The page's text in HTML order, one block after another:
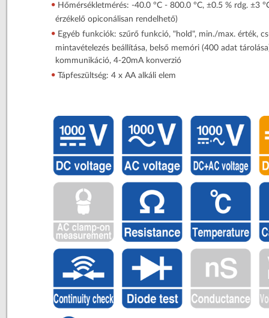
Hőmérsékletmérés: -40.0 °C - 800.0 °C, ±0.5 % rdg. ±3
érzékelő opiconálisan rendelhető)
Egyéb funkciók: szűrő funkció, "hold", min./max. érték,
mintavételezés beállítása, belső memóri (400 adat
kommunikáció, 4-20mA konverzió
Tápfeszültség: 4 x AA alkáli elem